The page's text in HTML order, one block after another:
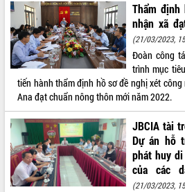
LIÊN KẾT WEB
THỐNG KÊ TRUY CẬP
Hôm nay: 13632
Tất cả:
66026372
Thẩm
nhận xã
(21/03/2023,
Đoàn công
trình mục
tiến hành thẩm định hồ sơ đề nghị xét
Ana đạt chuẩn nông thôn mới năm 2022.
JBCIA tài
Dự án hỗ
phát huy
của các
(21/03/2023,